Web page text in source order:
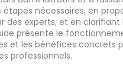
nécessaires, en
des experts, et en clarifiant
présente le
et les bénéfices concrets
professionnels.